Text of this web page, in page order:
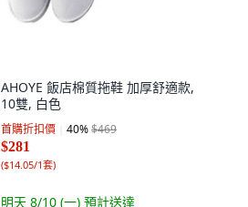
AHOYE 飯店棉質拖鞋 加厚舒適款,
10雙, 白色
首購折扣價 40%$469
$281
($14.05/1套)
明天 8/10 (一) 預計送達